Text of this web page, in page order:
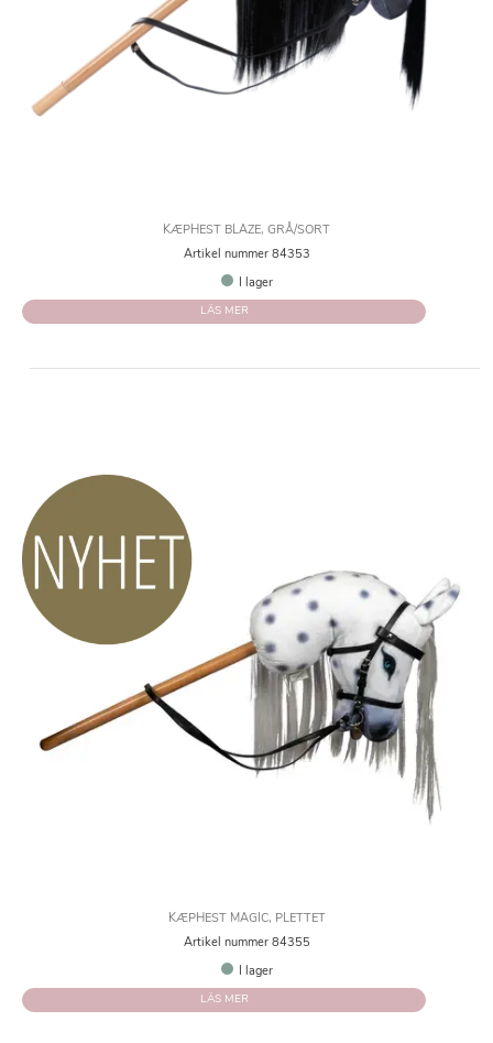
KÆPHEST BLAZE, GRÅ/SORT
Artikel nummer 84353
I lager
LÄS MER
KÆPHEST MAGIC, PLETTET
Artikel nummer 84355
I lager
LÄS MER